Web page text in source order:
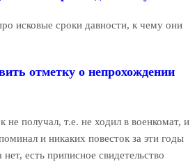
исковые сроки давности, к чему они
отметку о непрохождении
получал, т.е. не ходил в военкомат, и
и никаких повесток за эти годы
есть приписное свидетельство